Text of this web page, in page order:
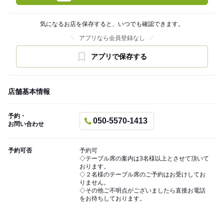
気になるお店を保存すると、いつでも確認できます。
アプリなら会員登録なし
アプリで保存する
店舗基本情報
予約・
お問い合わせ
050-5570-1413
予約可否
予約可
◇テーブル席の案内は3名様以上とさせて頂いて
おります。
◇２名様のテーブル席のご予約はお受けしてお
りません。
◇その他ご不明点がございましたら直接お電話
をお待ちしております。